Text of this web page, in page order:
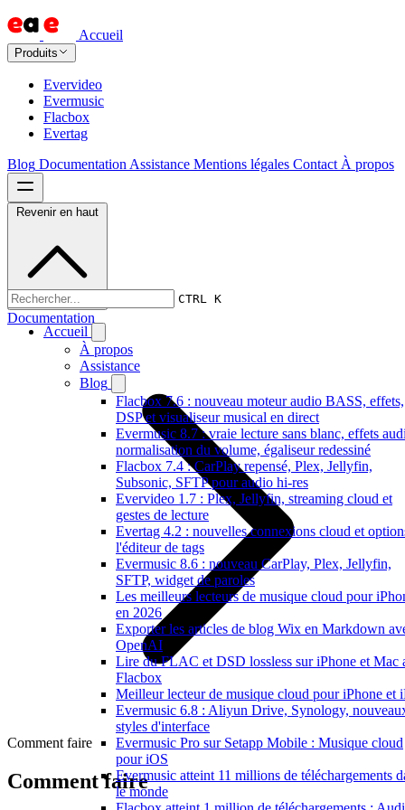
Accueil
Produits
Evervideo
Evermusic
Flacbox
Evertag
Blog Documentation Assistance Mentions légales Contact À propos
CTRL K
Accueil
À propos
Assistance
Blog
Flacbox 7.6 : nouveau moteur audio BASS, effets,
DSP et visualiseur musical en direct
Evermusic 8.7 : vraie lecture sans blanc, effets
normalisation du volume, égaliseur redessiné
Flacbox 7.4 : CarPlay repensé, Plex, Jellyfin,
Subsonic, SFTP pour audio hi-res
Evervideo 1.7 : Plex, Jellyfin, streaming cloud et
gestes de lecture
Evertag 4.2 : nouvelles connexions cloud et
l'éditeur de tags
Evermusic 8.6 : nouveau CarPlay, Plex, Jellyfin,
SFTP, widget de paroles
Les meilleurs lecteurs de musique cloud pour
en 2026
Exporter les articles de blog Wix en Markdown
OpenAI
Lire du FLAC et DSD lossless sur iPhone et Mac
Flacbox
Meilleur lecteur de musique cloud pour iPhone et
Evermusic 6.8 : Aliyun Drive, Synology,
styles d'interface
Evermusic Pro sur Setapp Mobile : Musique cloud
pour iOS
Evermusic atteint 11 millions de téléchargements
le monde
Revenir en haut
Documentation
Comment faire
Comment faire